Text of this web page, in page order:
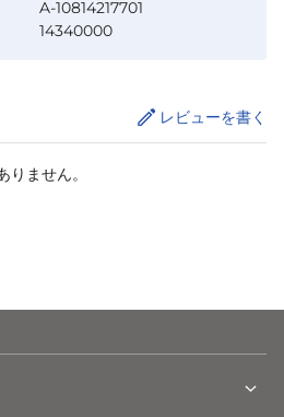
A-10814217701
14340000
レビューを書く
ません。